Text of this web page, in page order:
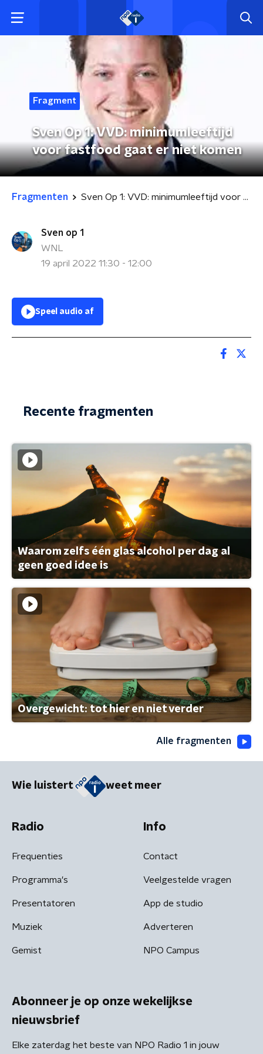
Fragment
Sven Op 1: VVD: minimumleeftijd
voor fastfood gaat er niet komen
Fragmenten Sven Op 1: VVD: minimumleeftijd voor fastfood gaat er niet komen
Sven op 1
WNL
19 april 2022 11:30 - 12:00
Speel audio af
Recente fragmenten
Waarom zelfs één glas alcohol per dag al
geen goed idee is
Overgewicht: tot hier en niet verder
Alle fragmenten
Wie luistert weet meer
Radio
Frequenties
Programma's
Presentatoren
Muziek
Gemist
Info
Contact
Veelgestelde vragen
App de studio
Adverteren
NPO Campus
Abonneer je op onze wekelijkse
nieuwsbrief
Elke zaterdag het beste van NPO Radio 1 in jouw